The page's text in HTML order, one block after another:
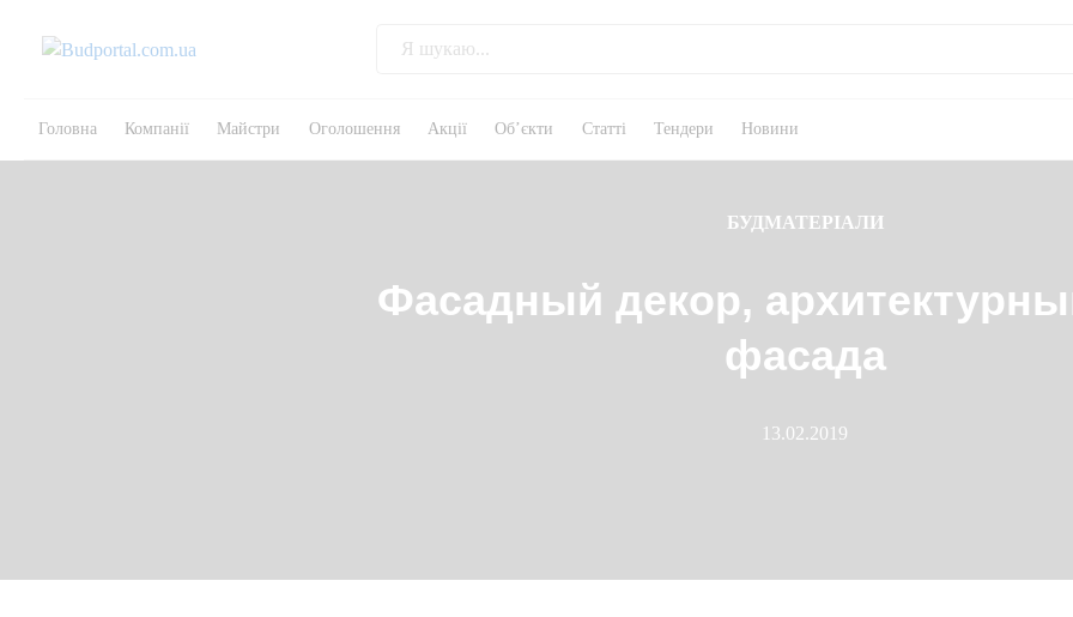
Головна Компанії Майстри Оголошення Акції Об’єкти Статті Тендери Новини
БУДМАТЕРІАЛИ
Фасадный декор,
фасада
13.02.2019